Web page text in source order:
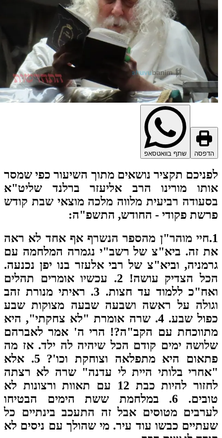
שתף בוואטסאפ
תקציר נושאים מתוך השיעור כפי שמסר
מורינו הרב אליעזר ברלנד שליט"א
רביעית מלווה מלכה מוצאי שבת קודש
פקודי - החודש, התשפ"ה:
מוהר"ן מהספר הנשרף אף אחד לא ראה
זה. ביא"צ של רשב"י נגמרה המלחמה עם
וביא"צ של רבי אלעזר בנו יפן נכנעה.
הכל הצדיק עושה! 2. עכשיו אומרים תהלים
ללמוד עד חצות.
3. ראיתי מנורת זהב
על ראשה ושבעה שבעה מצוקות שבע
כפול שבע. 4. שרה אומרת "לא צחקתי", היא
עם הקב"ה?! הרי ה' אמר לאברהם
ימים קודם הכל שיהיה לה ילד. אז מה
פתאום היא מתפלאה וצוחקת וכו'? 5. אלא
בלותי היית לי עדנה" שרה לא רצתה
לחזור להיות כבת 12 עם תאוות ורצונות לא
טובים. 6. במלחמת ששת הימים הבטיחו
מטוסים אבל זה התעכב בינתיים כל
כבשו עוד עיר. מי שהולך עם ניסים לא